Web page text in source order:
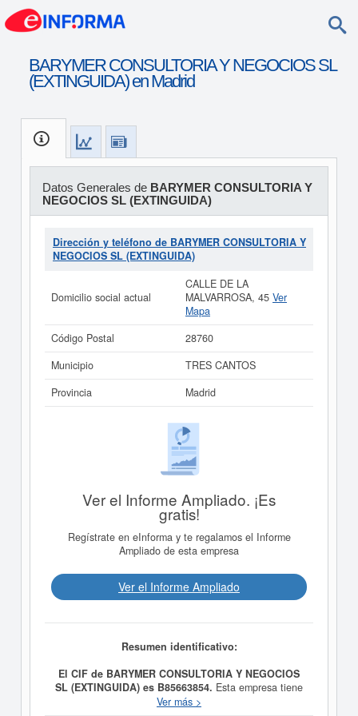
BARYMER CONSULTORIA Y NEGOCIOS SL
(EXTINGUIDA) en Madrid
Datos Generales de BARYMER CONSULTORIA Y
NEGOCIOS SL (EXTINGUIDA)
Dirección y teléfono de BARYMER CONSULTORIA Y
NEGOCIOS SL (EXTINGUIDA)
Domicilio social actual
CALLE DE LA
MALVARROSA, 45 Ver
Mapa
Código Postal
28760
Municipio
TRES CANTOS
Provincia
Madrid
Ver el Informe Ampliado. ¡Es
gratis!
Regístrate en eInforma y te regalamos el Informe
Ampliado de esta empresa
Ver el Informe Ampliado
Resumen identificativo:
El CIF de BARYMER CONSULTORIA Y NEGOCIOS
SL (EXTINGUIDA) es B85663854. Esta empresa tiene
como propósito LA REALIZACION, CONTRATACION,
Ver más >